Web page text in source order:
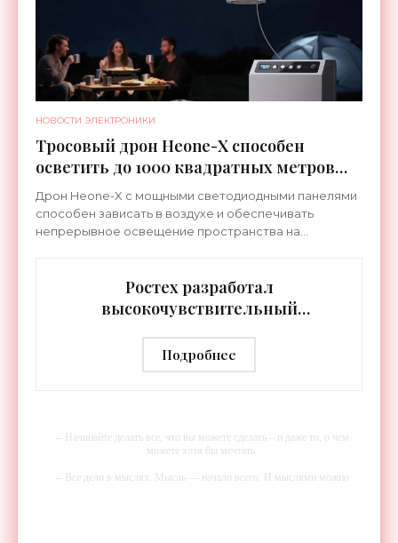
НОВОСТИ ЭЛЕКТРОНИКИ
Тросовый дрон Heone-X способен
осветить до 1000 квадратных метров
земли - «Беспилотники»
Дрон Heone-X с мощными светодиодными панелями
способен зависать в воздухе и обеспечивать
непрерывное освещение пространства на
Ростех разработал
высокочувствительный
дальностью распознавания до 2 км
- «Гаджеты»
Подробнее
-- Начинайте делать все, что вы можете сделать – и даже то, о чем
можете хотя бы мечтать.
-- Все дело в мыслях. Мысль — начало всего. И мыслями можно